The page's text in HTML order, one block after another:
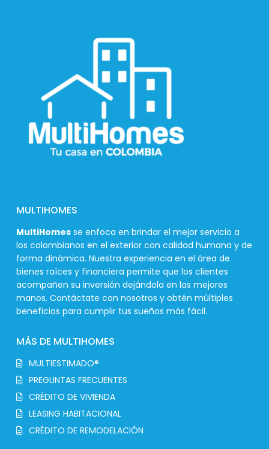
MULTIHOMES
MultiHomes se enfoca en brindar el mejor servicio a
los colombianos en el exterior con calidad humana y de
forma dinámica. Nuestra experiencia en el área de
bienes raíces y financiera permite que los clientes
acompañen su inversión dejándola en las mejores
manos. Contáctate con nosotros y obtén múltiples
beneficios para cumplir tus sueños más fácil.
MÁS DE MULTIHOMES
MULTIESTIMADO®
PREGUNTAS FRECUENTES
CRÉDITO DE VIVIENDA
LEASING HABITACIONAL
CRÉDITO DE REMODELACIÓN